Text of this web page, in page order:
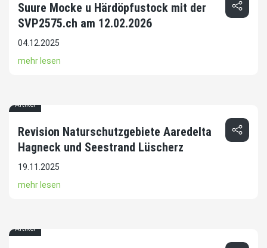
Suure Mocke u Härdöpfustock mit der
SVP2575.ch am 12.02.2026
04.12.2025
mehr lesen
Artikel
Revision Naturschutzgebiete Aaredelta
Hagneck und Seestrand Lüscherz
19.11.2025
mehr lesen
Artikel